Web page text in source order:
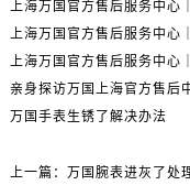
万国手表生锈了解决办法
上一篇： 万国腕表进灰了处